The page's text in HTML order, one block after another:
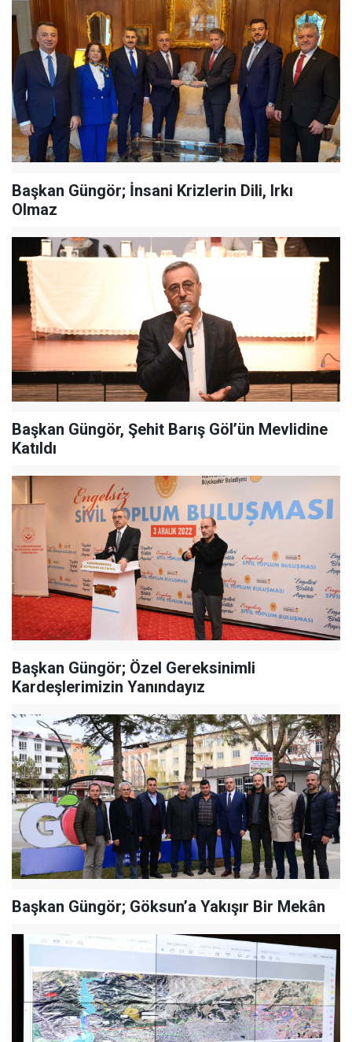
Başkan Güngör; İnsani Krizlerin Dili, Irkı
Olmaz
Başkan Güngör, Şehit Barış Göl’ün Mevlidine
Katıldı
Başkan Güngör; Özel Gereksinimli
Kardeşlerimizin Yanındayız
Başkan Güngör; Göksun’a Yakışır Bir Mekân